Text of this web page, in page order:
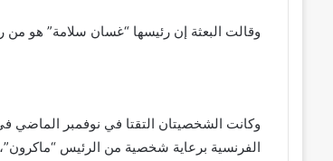
وقالت البعثة إن رئيسها “غسان سلامة” هو من
الفرنسية برعاية شخصية من الرئيس